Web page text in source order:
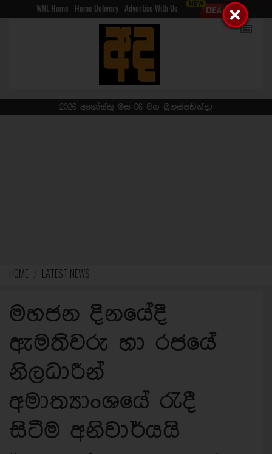
WNL Home Home Delivery Advertise With Us
2026 අගෝස්තු මස 06 වන බ්‍රහස්පතින්දා
HOME LATEST NEWS
මහජන දිනයේදී
ඇමතිවරු හා රජයේ
නිලධාරීන්
අමාත්‍යාංශයේ රැදී
සිටීම අනිවාර්යයි